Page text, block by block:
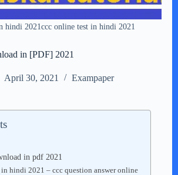
hindi 2021ccc online test in hindi 2021
in [PDF] 2021
April 30, 2021 Exampaper
in pdf 2021
hindi 2021 – ccc question answer online